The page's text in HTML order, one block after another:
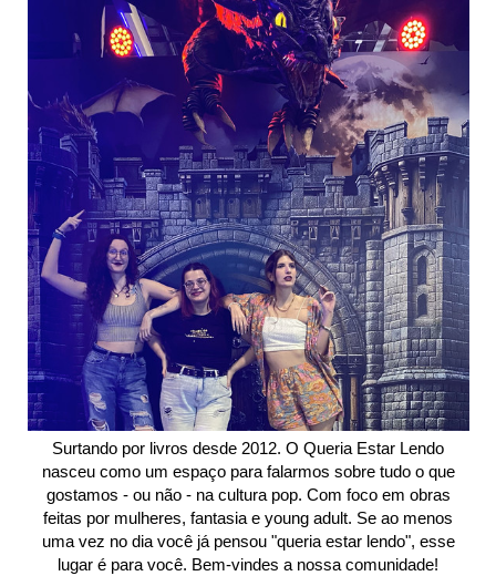
Surtando por livros desde 2012. O Queria Estar Lendo
nasceu como um espaço para falarmos sobre tudo o que
gostamos - ou não - na cultura pop. Com foco em obras
feitas por mulheres, fantasia e young adult. Se ao menos
uma vez no dia você já pensou "queria estar lendo", esse
lugar é para você. Bem-vindes a nossa comunidade!